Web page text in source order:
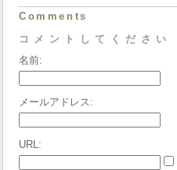
Comments
コメントしてください
名前:
メールアドレス:
URL: